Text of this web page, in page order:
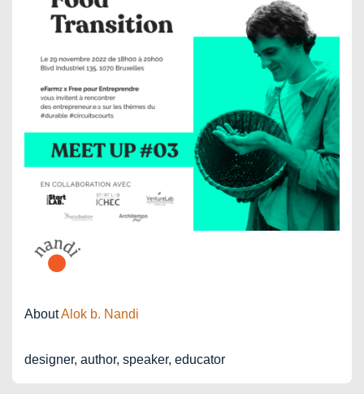
AboutAlok b. Nandi
designer, author, speaker, educator